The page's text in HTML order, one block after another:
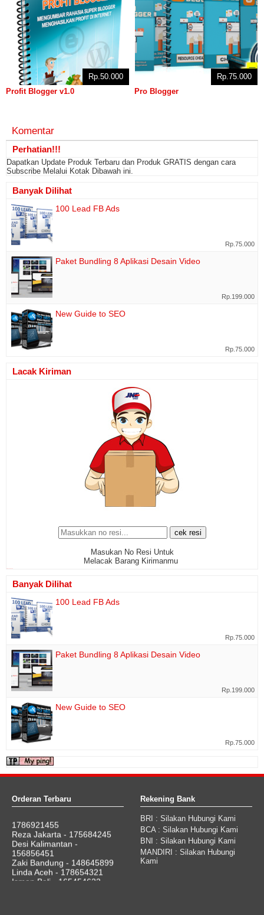
Profit Blogger v1.0
Rp.50.000
Pro Blogger
Rp.75.000
Komentar
Perhatian!!!
Dapatkan Update Produk Terbaru dan Produk GRATIS dengan cara
Subscribe Melalui Kotak Dibawah ini.
Banyak Dilihat
100 Lead FB Ads
Rp.75.000
Paket Bundling 8 Aplikasi Desain Video
Rp.199.000
New Guide to SEO
Rp.75.000
Lacak Kiriman
Masukan No Resi Untuk
Melacak Barang Kirimanmu
Banyak Dilihat
100 Lead FB Ads
Rp.75.000
Paket Bundling 8 Aplikasi Desain Video
Rp.199.000
New Guide to SEO
Rp.75.000
Orderan Terbaru
Andi Cikarang - 154879610
1786921455
Reza Jakarta - 175684245
Desi Kalimantan -
156856451
Zaki Bandung - 148645899
Linda Aceh - 178654321
Isman Bali - 165454622
Rekening Bank
BRI : Silakan Hubungi Kami
BCA : Silakan Hubungi Kami
BNI : Silakan Hubungi Kami
MANDIRI : Silakan Hubungi
Kami